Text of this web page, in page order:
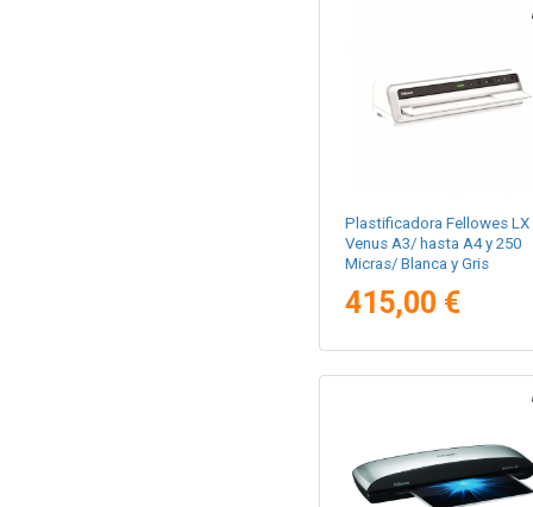
Plastificadora Fellowes LX
Venus A3/ hasta A4 y 250
Micras/ Blanca y Gris
415,00 €